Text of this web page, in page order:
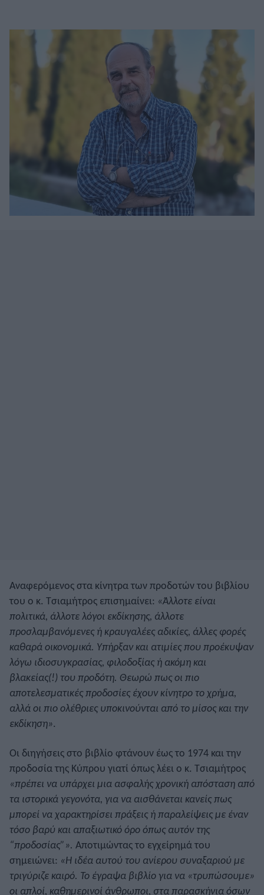
Αναφερόμενος στα κίνητρα των προδοτών του βιβλίου
του ο κ. Τσιαμήτρος επισημαίνει: «Άλλοτε είναι
πολιτικά, άλλοτε λόγοι εκδίκησης, άλλοτε
προσλαμβανόμενες ή κραυγαλέες αδικίες, άλλες φορές
καθαρά οικονομικά. Υπήρξαν και ατιμίες που προέκυψαν
λόγω ιδιοσυγκρασίας, φιλοδοξίας ή ακόμη και
βλακείας(!) του προδότη. Θεωρώ πως οι πιο
αποτελεσματικές προδοσίες έχουν κίνητρο το χρήμα,
αλλά οι πιο ολέθριες υποκινούνται από το μίσος και την
εκδίκηση».
Οι διηγήσεις στο βιβλίο φτάνουν έως το 1974 και την
προδοσία της Κύπρου γιατί όπως λέει ο κ. Τσιαμήτρος
«πρέπει να υπάρχει μια ασφαλής χρονική απόσταση από
τα ιστορικά γεγονότα, για να αισθάνεται κανείς πως
μπορεί να χαρακτηρίσει πράξεις ή παραλείψεις με έναν
τόσο βαρύ και απαξιωτικό όρο όπως αυτόν της
“προδοσίας”». Αποτιμώντας το εγχείρημά του
σημειώνει: «Η ιδέα αυτού του ανίερου συναξαριού με
τριγύριζε καιρό. Το έγραψα βιβλίο για να «τρυπώσουμε»
οι απλοί, καθημερινοί άνθρωποι, στα παρασκήνια όσων